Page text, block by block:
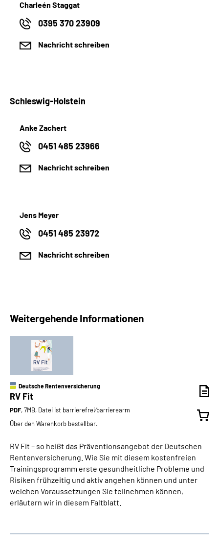
Charleén Staggat
0395 370 23909
Nachricht schreiben
Schleswig-Holstein
Anke Zachert
0451 485 23966
Nachricht schreiben
Jens Meyer
0451 485 23972
Nachricht schreiben
Weitergehende Informationen
Deutsche Rentenversicherung
RV Fit
PDF, 7MB, Datei ist barrierefrei⁄barrierearm
Über den Warenkorb bestellbar.
RV Fit – so heißt das Präventionsangebot der Deutschen
Rentenversicherung. Wie Sie mit diesem kostenfreien
Trainingsprogramm erste gesundheitliche Probleme und
Risiken frühzeitig und aktiv angehen können und unter
welchen Voraussetzungen Sie teilnehmen können,
erläutern wir in diesem Faltblatt.